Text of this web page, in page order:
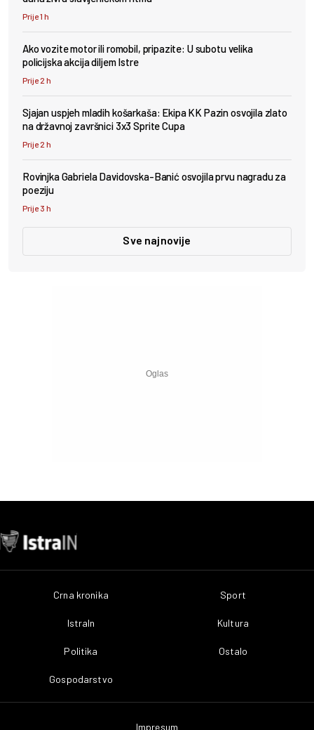
Prije 1 h
Ako vozite motor ili romobil, pripazite: U subotu velika
policijska akcija diljem Istre
Prije 2 h
Sjajan uspjeh mladih košarkaša: Ekipa KK Pazin osvojila zlato
na državnoj završnici 3x3 Sprite Cupa
Prije 2 h
Rovinjka Gabriela Davidovska-Banić osvojila prvu nagradu za
poeziju
Prije 3 h
Sve najnovije
Crna kronika
IstraIn
Politika
Gospodarstvo
Sport
Kultura
Ostalo
Impresum